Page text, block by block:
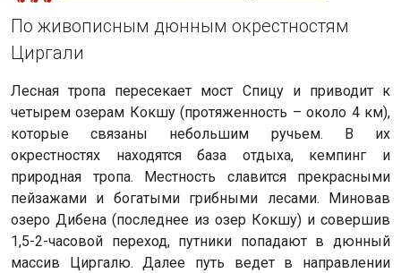
По живописным дюнным окрестностям
Циргали
Лесная тропа пересекает мост Спицу и приводит к
четырем озерам Кокшу (протяженность – около 4 км),
которые связаны небольшим ручьем. В их
окрестностях находятся база отдыха, кемпинг и
природная тропа. Местность славится прекрасными
пейзажами и богатыми грибными лесами. Миновав
озеро Дибена (последнее из озер Кокшу) и совершив
1,5-2-часовой переход, путники попадают в дюнный
массив Циргалю. Далее путь ведет в направлении